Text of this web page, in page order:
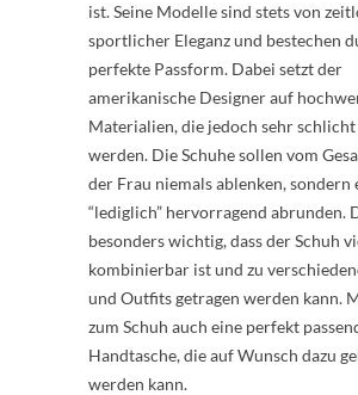
ist. Seine Modelle sind stets von
sportlicher Eleganz und bestechen
perfekte Passform. Dabei setzt der
amerikanische Designer auf
Materialien, die jedoch sehr
werden. Die Schuhe sollen vom
der Frau niemals ablenken, sondern
“lediglich” hervorragend abrunden.
besonders wichtig, dass der Schuh
kombinierbar ist und zu
und Outfits getragen werden kann.
zum Schuh auch eine perfekt
Handtasche, die auf Wunsch dazu
werden kann.